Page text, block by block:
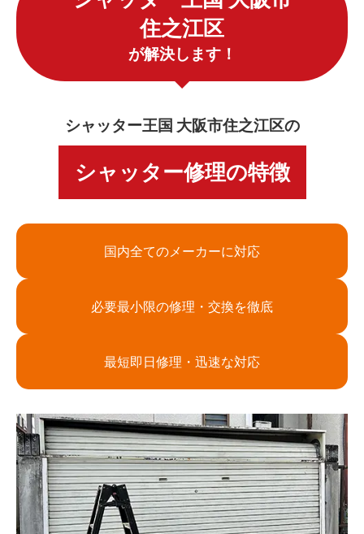
住之江区
が解決します！
シャッター王国 大阪市住之江区の
シャッター修理の特徴
国内全てのメーカーに対応
必要最小限の修理・交換を徹底
最短即日修理・迅速な対応